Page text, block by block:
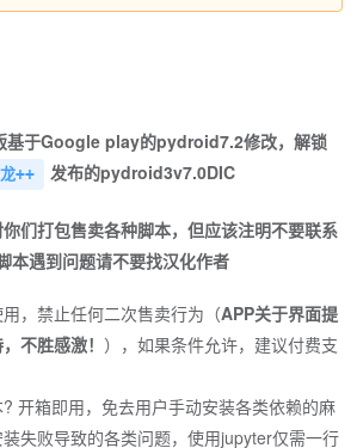
基于Google play的pydroid7.2修改，解锁
++ 发布的pydroid3v7.0DIC
们打包售卖各种脚本，但应该注明不要联系
本遇到问题请不要找汉化作者
，禁止任何二次售卖行为（APP关于界面提
不胜感激！ ），如果条件允许，建议付费支
开箱即用，免去用户手动安装各类依赖的麻
失败导致的各类问题，使用jupyter仅需一行